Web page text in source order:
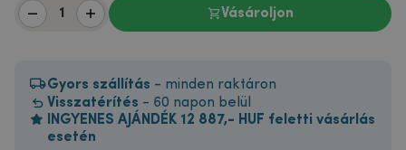
Vásároljon
Gyors szállítás - minden raktáron
Visszatérítés - 60 napon belül
INGYENES AJÁNDÉK 12 887,- HUF feletti vásárlás
esetén